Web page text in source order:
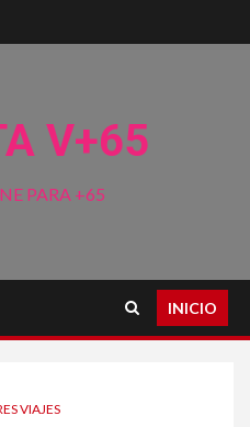
V+65
PARA +65
INICIO
VIAJES